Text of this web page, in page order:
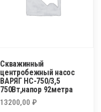
Скважинный
центробежный насос
ВАРЯГ НС-750/3,5
750Вт,напор 92метра
13200,00₽